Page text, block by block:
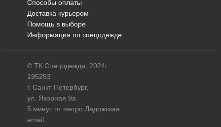
Способы оплаты
Доставка курьером
Помощь в выборе
Информация по спецодежде
© ТК Спецодежда, 2024г
195253
г. Санкт-Петербург,
ул. Якорная 9а
5 минут от метро Ладожская
email: